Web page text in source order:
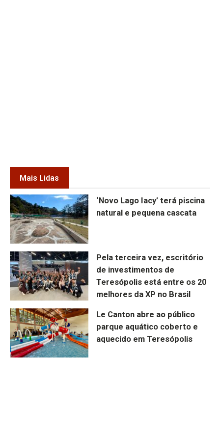
Mais Lidas
‘Novo Lago Iacy’ terá piscina
natural e pequena cascata
Pela terceira vez, escritório
de investimentos de
Teresópolis está entre os 20
melhores da XP no Brasil
Le Canton abre ao público
parque aquático coberto e
aquecido em Teresópolis